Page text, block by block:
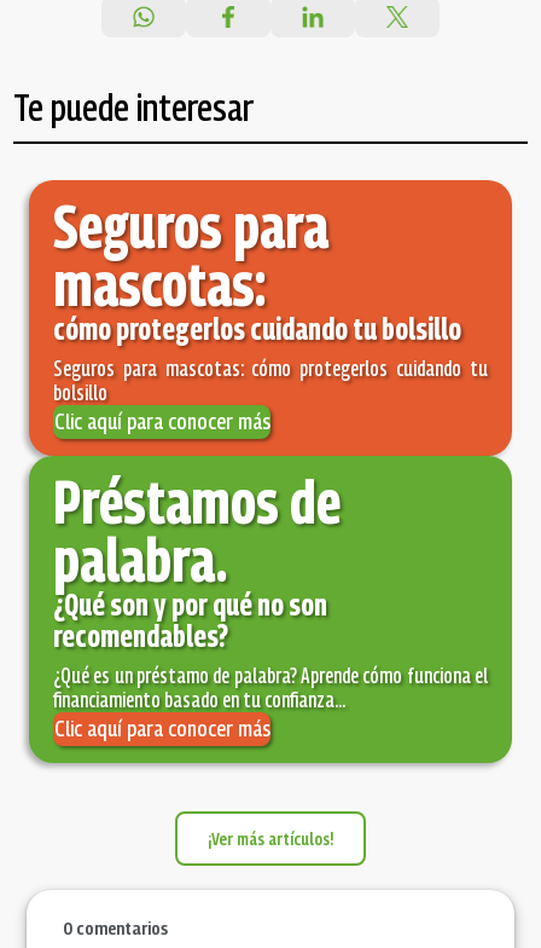
Te puede interesar
Seguros para
mascotas:
cómo protegerlos cuidando tu bolsillo
Seguros para mascotas: cómo protegerlos cuidando tu
bolsillo
Clic aquí para conocer más
Préstamos de
palabra.
¿Qué son y por qué no son
recomendables?
¿Qué es un préstamo de palabra? Aprende cómo funciona el
financiamiento basado en tu confianza...
Clic aquí para conocer más
¡Ver más artículos!
0 comentarios